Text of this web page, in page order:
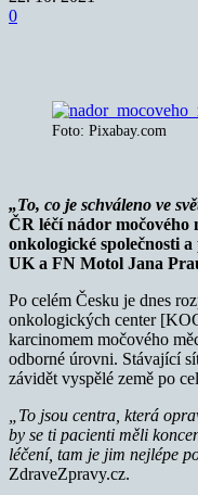
0
Foto: Pixabay.com
„To, co je schváleno ve
ČR léčí nádor močového
onkologické společnosti
UK a FN Motol Jana
Po celém Česku je dnes
onkologických center
karcinomem močového
odborné úrovni. Stávající
závidět vyspělé země po
„To jsou centra, která
by se ti pacienti měli
léčení, tam je jim nejlépe
ZdraveZpravy.cz.